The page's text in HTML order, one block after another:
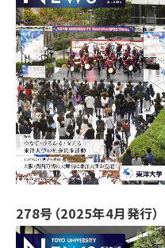
278号（2025年4月発行）